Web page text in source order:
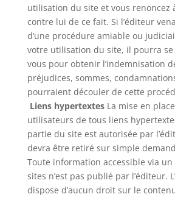
utilisation du site et vous renoncez
contre lui de ce fait. Si l’éditeur
d’une procédure amiable ou
votre utilisation du site, il pourra
vous pour obtenir l’indemnisation
préjudices, sommes,
pourraient découler de cette
Liens hypertextes La mise en
utilisateurs de tous liens
partie du site est autorisée par
devra être retiré sur simple
Toute information accessible via un
sites n’est pas publié par l’éditeur.
dispose d’aucun droit sur le